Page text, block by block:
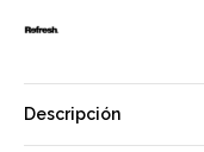
Descripción